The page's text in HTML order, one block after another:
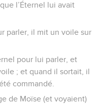
l’Éternel lui avait
parler, il mit un voile sur
pour lui parler, et
; et quand il sortait, il
commandé.
de Moïse (et voyaient)